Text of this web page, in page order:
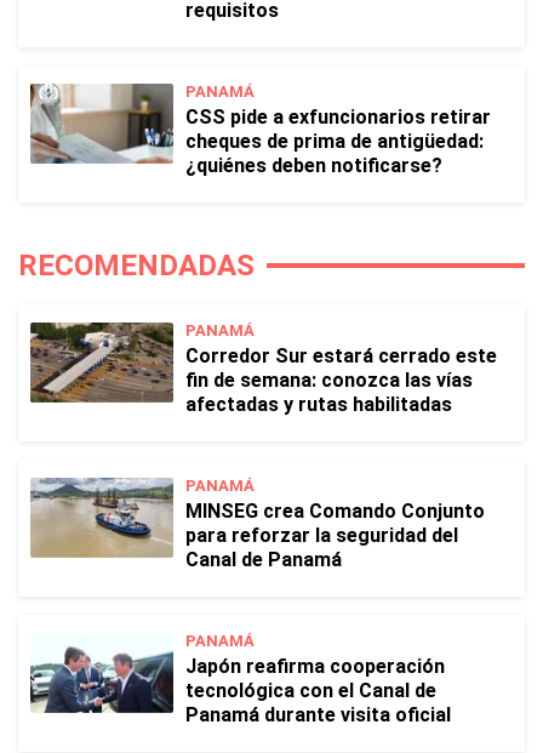
requisitos
PANAMÁ
CSS pide a exfuncionarios retirar
cheques de prima de antigüedad:
¿quiénes deben notificarse?
RECOMENDADAS
PANAMÁ
Corredor Sur estará cerrado este
fin de semana: conozca las vías
afectadas y rutas habilitadas
PANAMÁ
MINSEG crea Comando Conjunto
para reforzar la seguridad del
Canal de Panamá
PANAMÁ
Japón reafirma cooperación
tecnológica con el Canal de
Panamá durante visita oficial